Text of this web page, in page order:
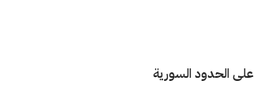
على الحدود السورية